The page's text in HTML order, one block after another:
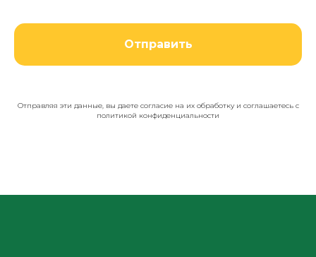
Отправить
Отправляя эти данные, вы даете согласие на их обработку и соглашаетесь с
политикой конфиденциальности